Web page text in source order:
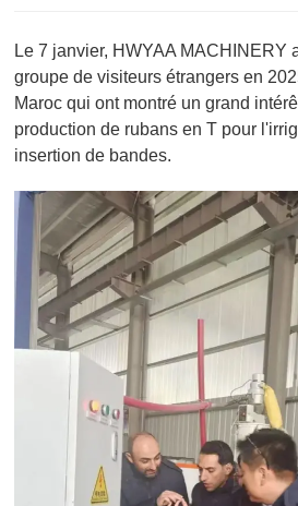
Le 7 janvier, HWYAA MACHINERY
groupe de visiteurs étrangers en
Maroc qui ont montré un grand
production de rubans en T pour
insertion de bandes.